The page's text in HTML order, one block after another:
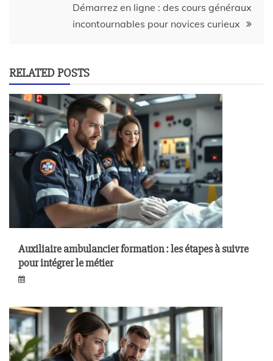
Démarrez en ligne : des cours généraux
incontournables pour novices curieux
RELATED POSTS
Auxiliaire ambulancier formation : les étapes à suivre
pour intégrer le métier